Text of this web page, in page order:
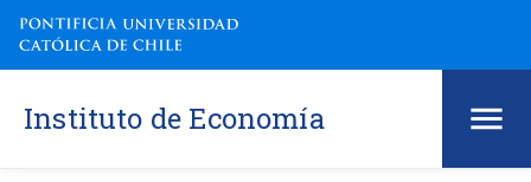
Instituto de Economía